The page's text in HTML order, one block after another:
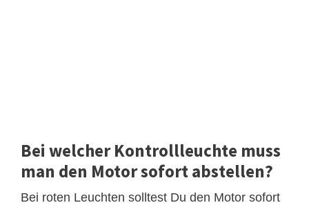
Bei welcher Kontrollleuchte muss
man den Motor sofort abstellen?
Bei roten Leuchten solltest Du den Motor sofort